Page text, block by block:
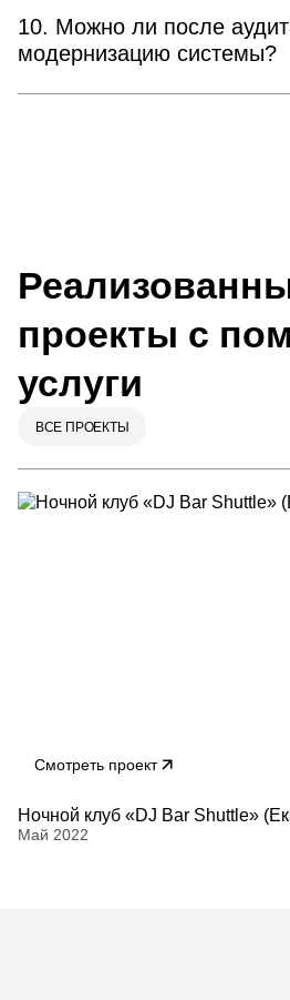
10. Можно ли после
модернизацию системы?
проекты с
услуги
ВСЕ ПРОЕКТЫ
Смотреть проект
Ночной клуб «DJ Bar Shuttle»
Май 2022